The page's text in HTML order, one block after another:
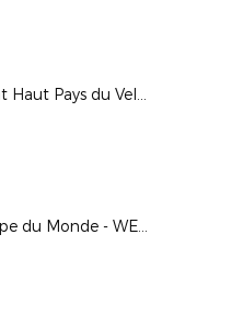
Groupement Haut Pays du Velay : remise régionale du label jeunes FFF Crédit Agricole
Photos Coupe du Monde - WE des Bénévoles à Clairefontaine - Janvier 2023